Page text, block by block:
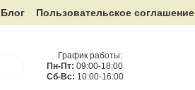
Блог Пользовательское соглашение
График работы:
Пн-Пт: 09:00-18:00
Сб-Вс: 10:00-16:00